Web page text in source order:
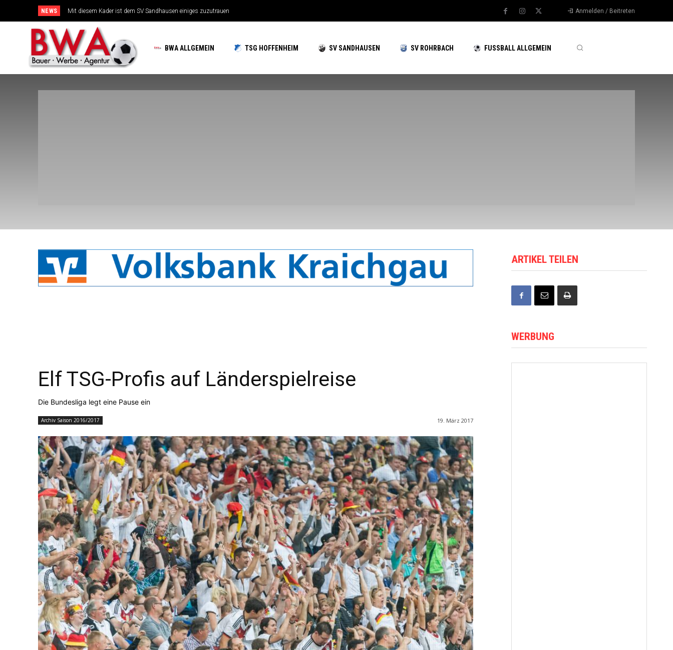
NEWS Mit diesem Kader ist dem SV Sandhausen einiges zuzutrauen
TSG-Erfolgsarchitekten sehen sich für den Tanz auf drei Hochzeiten gut aufgestellt Anmelden / Beitreten
BWA ALLGEMEIN TSG HOFFENHEIM SV SANDHAUSEN SV ROHRBACH FUSSBALL ALLGEMEIN
Elf TSG-Profis auf Länderspielreise
Die Bundesliga legt eine Pause ein
Archiv Saison 2016/2017 19. März 2017
ARTIKEL TEILEN
WERBUNG